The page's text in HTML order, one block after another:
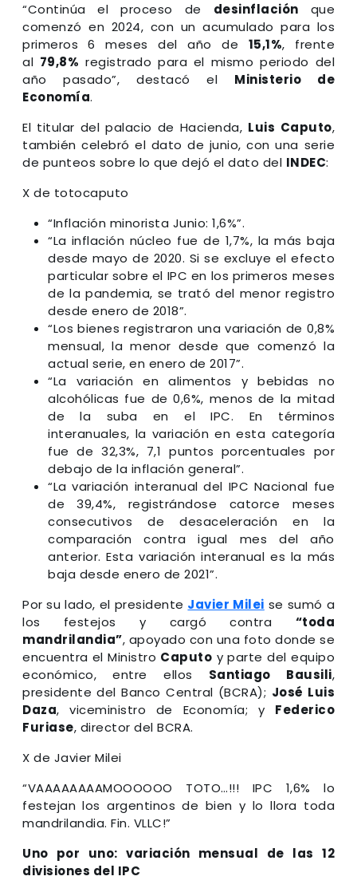
“Continúa el proceso de desinflación que
comenzó en 2024, con un acumulado para los
primeros 6 meses del año de 15,1%, frente
al 79,8% registrado para el mismo periodo del
año pasado”, destacó el Ministerio de
Economía.
El titular del palacio de Hacienda, Luis Caputo,
también celebró el dato de junio, con una serie
de punteos sobre lo que dejó el dato del INDEC:
X de totocaputo
“Inflación minorista Junio: 1,6%”.
“La inflación núcleo fue de 1,7%, la más baja
desde mayo de 2020. Si se excluye el efecto
particular sobre el IPC en los primeros meses
de la pandemia, se trató del menor registro
desde enero de 2018”.
“Los bienes registraron una variación de 0,8%
mensual, la menor desde que comenzó la
actual serie, en enero de 2017”.
“La variación en alimentos y bebidas no
alcohólicas fue de 0,6%, menos de la mitad
de la suba en el IPC. En términos
interanuales, la variación en esta categoría
fue de 32,3%, 7,1 puntos porcentuales por
debajo de la inflación general”.
“La variación interanual del IPC Nacional fue
de 39,4%, registrándose catorce meses
consecutivos de desaceleración en la
comparación contra igual mes del año
anterior. Esta variación interanual es la más
baja desde enero de 2021”.
Por su lado, el presidente Javier Milei se sumó a
los festejos y cargó contra “toda
mandrilandia”, apoyado con una foto donde se
encuentra el Ministro Caputo y parte del equipo
económico, entre ellos Santiago Bausili,
presidente del Banco Central (BCRA); José Luis
Daza, viceministro de Economía; y Federico
Furiase, director del BCRA.
X de Javier Milei
“VAAAAAAAAMOOOOOO TOTO…!!! IPC 1,6% lo
festejan los argentinos de bien y lo llora toda
mandrilandia. Fin. VLLC!”
Uno por uno: variación mensual de las 12
divisiones del IPC